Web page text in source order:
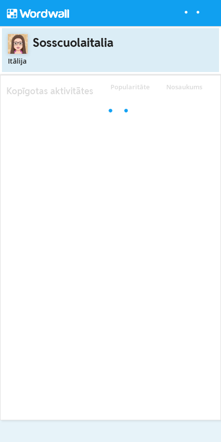
Sosscuolaitalia
Itālija
Popularitāte Nosaukums
Kopīgotas aktivitātes